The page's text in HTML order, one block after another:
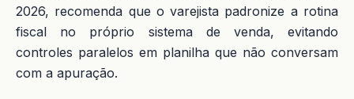
2026, recomenda que o varejista padronize a rotina
fiscal no próprio sistema de venda, evitando
controles paralelos em planilha que não conversam
com a apuração.